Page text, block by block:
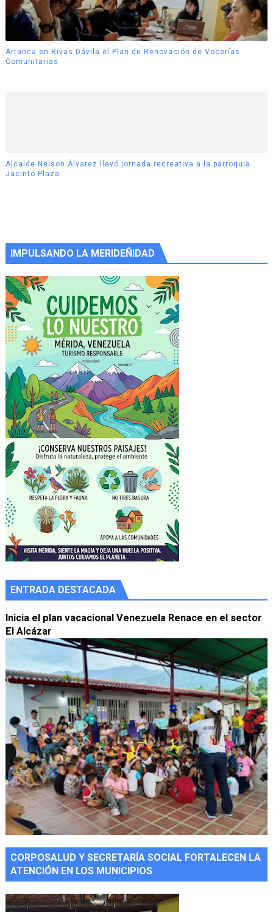
Arranca en Rivas Dávila el Plan de Renovación de Vocerías
Comunitarias
Alcalde Nelson Álvarez llevó jornada recreativa a la parroquia
Jacinto Plaza
IMPULSANDO LA MERIDEÑIDAD
ENTRADA DESTACADA
Inicia el plan vacacional Venezuela Renace en el sector
El Alcázar
CORPOSALUD Y SECRETARÍA SOCIAL FORTALECEN LA
ATENCIÓN EN LOS MUNICIPIOS